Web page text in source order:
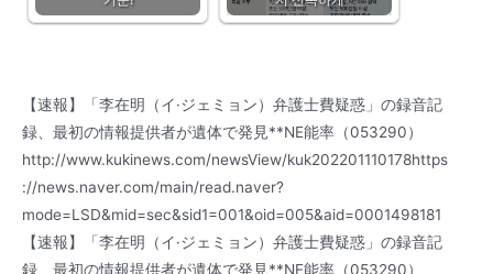
【速報】「李在明（イ·ジェミョン）弁護士費疑惑」の録音記
録、最初の情報提供者が遺体で発見**NE能率（053290）
http://www.kukinews.com/newsView/kuk202201110178https
://news.naver.com/main/read.naver?
mode=LSD&mid=sec&sid1=001&oid=005&aid=0001498181
【速報】「李在明（イ·ジェミョン）弁護士費疑惑」の録音記
録、最初の情報提供者が遺体で発見**NE能率（053290）